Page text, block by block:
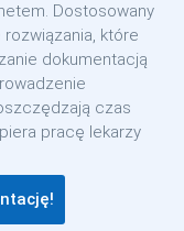
Dostosowany
które
dokumentacją
czas
pracę lekarzy